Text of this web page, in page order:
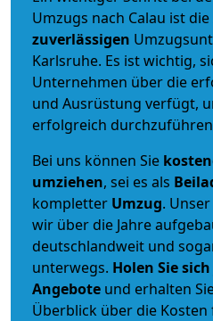
Umzugs nach Calau ist
zuverlässigen
Karlsruhe. Es ist wichtig,
Unternehmen über die
und Ausrüstung verfügt,
erfolgreich
Bei uns können Sie
umziehen, sei es als
kompletter Umzug.
wir über die Jahre
deutschlandweit und
unterwegs. Holen Sie
Angebote und erhalten
Überblick über die